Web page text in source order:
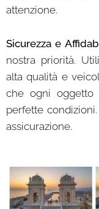
attenzione.
Sicurezza e
nostra priorità.
alta qualità e
che ogni oggetto
perfette
assicurazione.